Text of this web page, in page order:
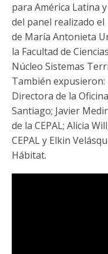
para América Latina
del panel realizado el
de María Antonieta
la Facultad de
Núcleo Sistemas
También expusieron:
Directora de la
Santiago; Javier
de la CEPAL; Alicia
CEPAL y Elkin
Hábitat.